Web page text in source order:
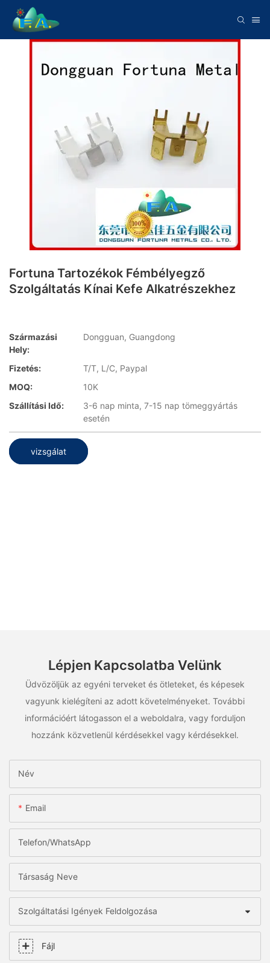
Fortuna Tartozékok Fémbélyegző
Szolgáltatás Kínai Kefe Alkatrészekhez
Származási
Hely:
Dongguan, Guangdong
Fizetés:
T/T, L/C, Paypal
MOQ:
10K
Szállítási Idő:
3-6 nap minta, 7-15 nap tömeggyártás
esetén
vizsgálat
Lépjen Kapcsolatba Velünk
Üdvözöljük az egyéni terveket és ötleteket, és képesek
vagyunk kielégíteni az adott követelményeket. További
információért látogasson el a weboldalra, vagy forduljon
hozzánk közvetlenül kérdésekkel vagy kérdésekkel.
Név
Email
Telefon/WhatsApp
Társaság Neve
Szolgáltatási Igények Feldolgozása
Fájl